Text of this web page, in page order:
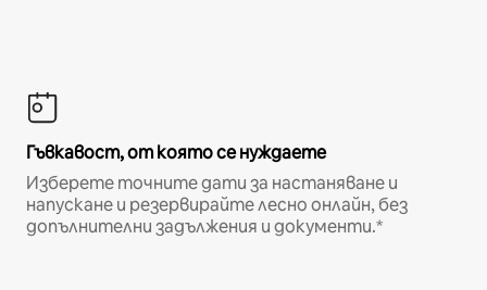
Гъвкавост, от която се нуждаете
Изберете точните дати за настаняване и
напускане и резервирайте лесно онлайн, без
допълнителни задължения и документи.*